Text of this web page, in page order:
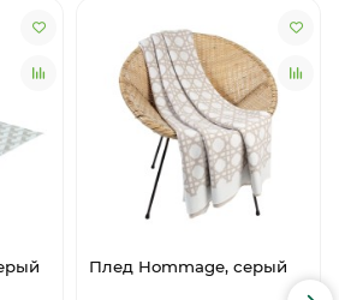
Плед Hommage, серый